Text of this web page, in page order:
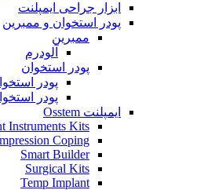
ابزار جراحی ایمپلنت
پودر استخوان و ممبرین
ممبرین
آلودرم
پودر استخوان
پودر
پودر
ایمپلنت Osstem
Instruments Kits
Coping
Smart Builder
Surgical Kits
Temp Implant